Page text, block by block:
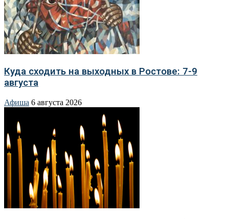
Куда сходить на выходных в Ростове: 7-9
августа
Афиша 6 августа 2026